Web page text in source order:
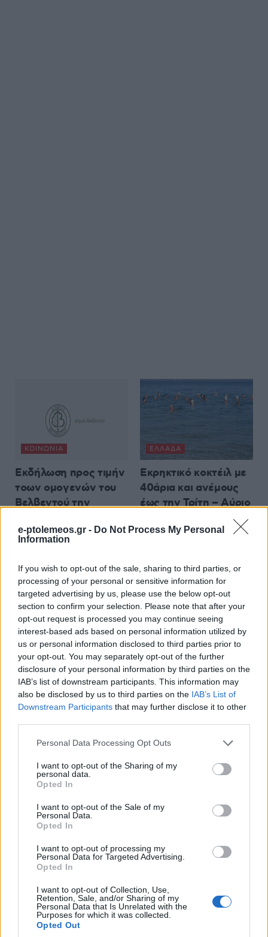
e-ptolemeos.gr - Do Not Process My Personal
Information
If you wish to opt-out of the sale, sharing to third parties, or
processing of your personal or sensitive information for
targeted advertising by us, please use the below opt-out
section to confirm your selection. Please note that after your
opt-out request is processed you may continue seeing
interest-based ads based on personal information utilized by
us or personal information disclosed to third parties prior to
your opt-out. You may separately opt-out of the further
disclosure of your personal information by third parties on the
IAB’s list of downstream participants. This information may
also be disclosed by us to third parties on the IAB’s List of
Downstream Participants that may further disclose it to other
Please note that this website/app uses one or more Google
not limited to your visit or usage behaviour. You may click to
grant or deny consent to Google and its third-party tags to
use your data for below specified purposes in below Google
consent section.
Personal Data Processing Opt Outs
I want to opt-out of the Sharing of my
personal data.
Opted In
I want to opt-out of the Sale of my
Personal Data.
Opted In
I want to opt-out of processing my
Personal Data for Targeted Advertising.
Opted In
I want to opt-out of Collection, Use,
Retention, Sale, and/or Sharing of my
Personal Data that Is Unrelated with the
Purposes for which it was collected.
Opted Out
ΚΟΙΝΩΝΊΑ
Εκδήλωση προς τιμήν
τοων ομογενών του
Βελβεντού την
9 Αυγούστου 2026, 12:01 μμ
ΕΛΛΆΔΑ
Εκρηκτικό κοκτέιλ με
40άρια και ανέμους
έως την Τρίτη – Αύριο
η πιο κρίσιμη ημέρα
9 Αυγούστου 2026, 11:59 πμ
Έρχεται νέο Market
Pass από Σεπτέμβριο
για 200.000
δικαιούχους
9 Αυγούστου 2026, 11:30
ΚΟΙΝΩΝΊΑ
100 χρόνια Λιμνοχώρι
– Πολιτιστικές
εκδηλώσεις στις 12,
13, 14 και 15
Αυγούστου
9 Αυγούστου 2026, 11:04
ΚΟΙΝΩΝΊΑ
Κήρυγμα Μητρόπολης
Φλώρινης, Πρεσπών
θαύμα της θεραπείας
του επιληπτικού
παιδιού με το
Πόρτο – Αλβέρκα: Το
κοντρολάρει στο 1.80!
πμ